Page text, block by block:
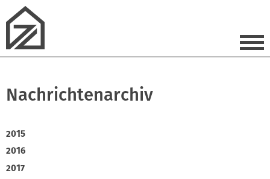
Nachrichtenarchiv
2015
2016
2017